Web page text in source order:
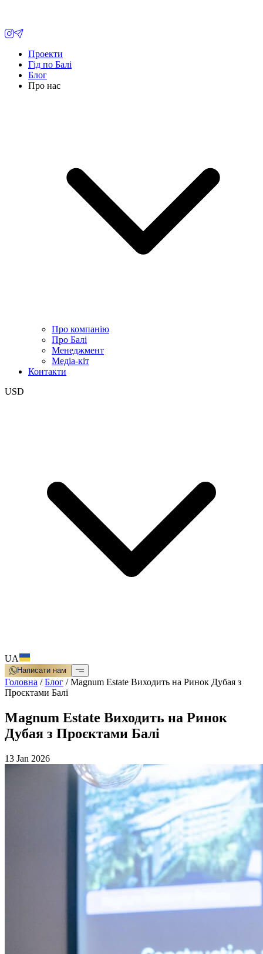
Проекти
Гід по Балі
Блог
Про нас
Про компанію
Про Балі
Менеджмент
Медіа-кіт
Контакти
USD
UA
Написати нам
Головна /Блог /Magnum Estate Виходить на Ринок Дубая з
Проєктами Балі
Magnum Estate Виходить на Ринок
Дубая з Проєктами Балі
13 Jan 2026